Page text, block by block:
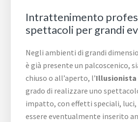
Intrattenimento
spettacoli per grandi
Negli ambienti di grandi
è già presente un palcoscenico,
chiuso o all’aperto, l’Illusionista
grado di realizzare uno
impatto, con effetti speciali, luci,
essere eventualmente inserito